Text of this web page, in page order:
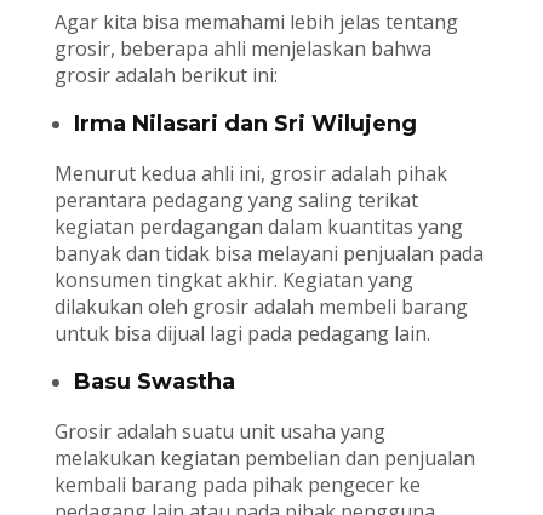
Agar kita bisa memahami lebih jelas tentang
grosir, beberapa ahli menjelaskan bahwa
grosir adalah berikut ini:
Irma Nilasari dan Sri Wilujeng
Menurut kedua ahli ini, grosir adalah pihak
perantara pedagang yang saling terikat
kegiatan perdagangan dalam kuantitas yang
banyak dan tidak bisa melayani penjualan pada
konsumen tingkat akhir. Kegiatan yang
dilakukan oleh grosir adalah membeli barang
untuk bisa dijual lagi pada pedagang lain.
Basu Swastha
Grosir adalah suatu unit usaha yang
melakukan kegiatan pembelian dan penjualan
kembali barang pada pihak pengecer ke